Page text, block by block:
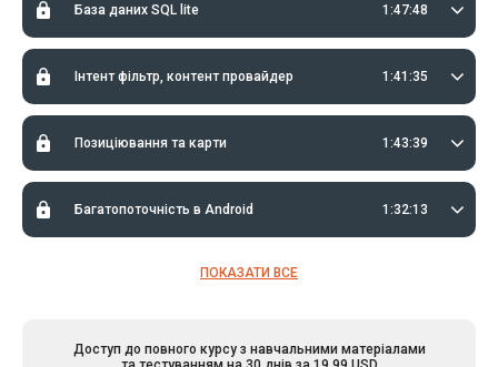
База даних SQL lite 1:47:48
Інтент фільтр, контент провайдер 1:41:35
Позиціювання та карти 1:43:39
Багатопоточність в Android 1:32:13
ПОКАЗАТИ ВСЕ
Доступ до повного курсу з навчальними матеріалами